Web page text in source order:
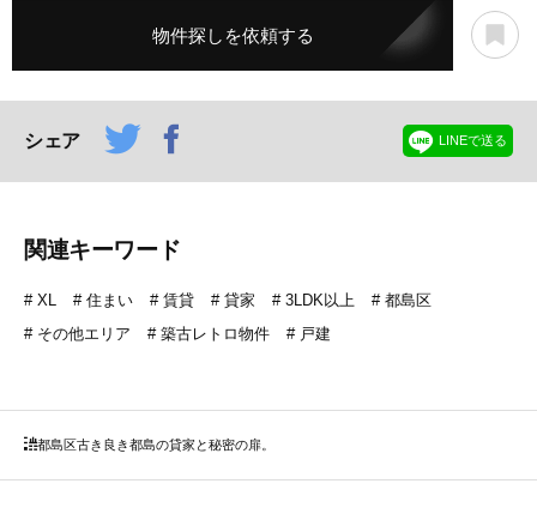
物件探しを依頼する
シェア LINEで送る
関連キーワード
XL 住まい 賃貸 貸家 3LDK以上
都島区
その他エリア
築古レトロ物件 戸建
古き良き都島の貸家と秘密の扉。
都島区